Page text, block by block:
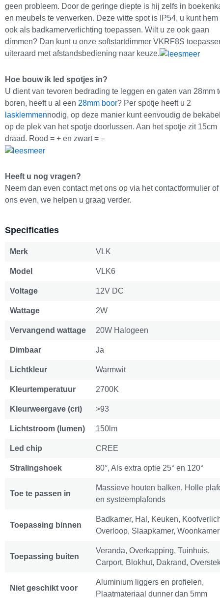
geen probleem. Door de geringe diepte is hij zelfs in
en meubels te verwerken. Deze witte spot is IP54, u kunt hem
ook als badkamerverlichting toepassen. Wilt u ze ook gaan
dimmen? Dan kunt u onze softstartdimmer VKRF8S
uiteraard met afstandsbediening naar keuze.
Hoe bouw ik led spotjes in?
U dient van tevoren bedrading te leggen en gaten van 28mm
boren, heeft u al een 28mm boor? Per spotje heeft u 2
lasklemmennodig, op deze manier kunt eenvoudig de
op de plek van het spotje doorlussen. Aan het spotje zit 15cm
draad. Rood = + en zwart = –
Heeft u nog vragen?
Neem dan even contact met ons op via het contactformulier
ons even, we helpen u graag verder.
Specificaties
Merk VLK
Model VLK6
Voltage 12V DC
Wattage 2W
Vervangend wattage 20W Halogeen
Dimbaar Ja
Lichtkleur Warmwit
Kleurtemperatuur 2700K
Kleurweergave (cri) >93
Lichtstroom (lumen) 150lm
Led chip CREE
Stralingshoek 80°, Als extra optie 25° en 120°
Toe te passen in
Massieve houten balken, Holle
en systeemplafonds
Toepassing binnen
Badkamer, Hal, Keuken,
Overloop, Slaapkamer, Woonkamer
Toepassing buiten
Veranda, Overkapping, Tuinhuis,
Carport, Blokhut, Dakrand,
Niet geschikt voor
Aluminium liggers en profielen,
Plaatmateriaal dunner dan 5mm